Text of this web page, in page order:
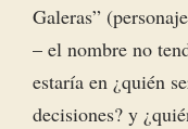
Galeras”
– el nombre no
estaría en ¿quién
decisiones? y